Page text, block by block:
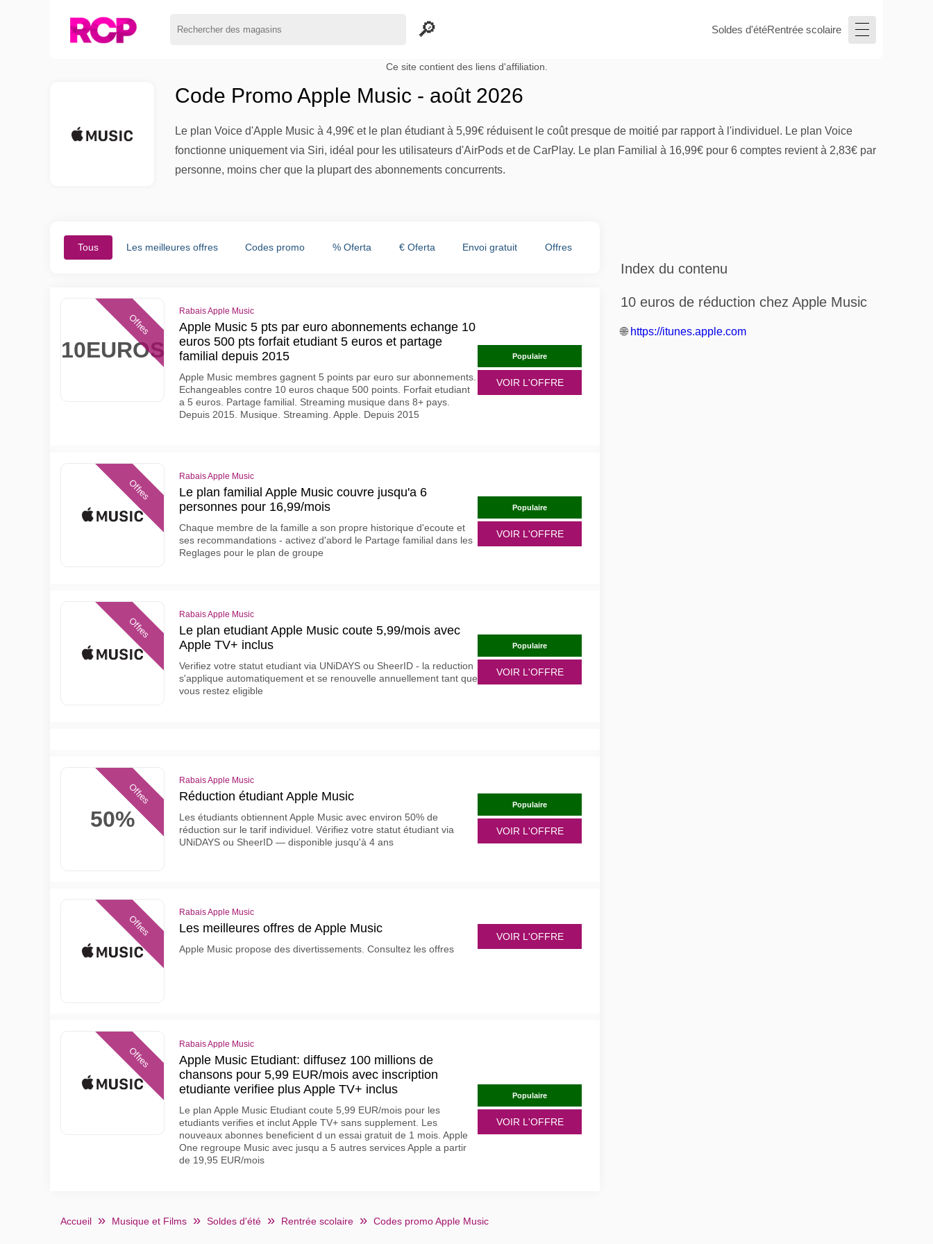
Soldes d'étéRentrée scolaire
Ce site contient des liens d'affiliation.
Code Promo Apple Music - août 2026
Le plan Voice d'Apple Music à 4,99€ et le plan étudiant à 5,99€ réduisent le coût presque de moitié par rapport à l'individuel. Le plan Voice
fonctionne uniquement via Siri, idéal pour les utilisateurs d'AirPods et de CarPlay. Le plan Familial à 16,99€ pour 6 comptes revient à 2,83€ par
personne, moins cher que la plupart des abonnements concurrents.
Tous Les meilleures offres Codes promo % Oferta € Oferta Envoi gratuit Offres
10EUROS
Offres
Rabais Apple Music
Apple Music 5 pts par euro abonnements echange 10
euros 500 pts forfait etudiant 5 euros et partage
familial depuis 2015
Apple Music membres gagnent 5 points par euro sur abonnements.
Echangeables contre 10 euros chaque 500 points. Forfait etudiant
a 5 euros. Partage familial. Streaming musique dans 8+ pays.
Depuis 2015. Musique. Streaming. Apple. Depuis 2015
Populaire
VOIR L'OFFRE
Offres
Rabais Apple Music
Le plan familial Apple Music couvre jusqu'a 6
personnes pour 16,99/mois
Chaque membre de la famille a son propre historique d'ecoute et
ses recommandations - activez d'abord le Partage familial dans les
Reglages pour le plan de groupe
Populaire
VOIR L'OFFRE
Offres
Rabais Apple Music
Le plan etudiant Apple Music coute 5,99/mois avec
Apple TV+ inclus
Verifiez votre statut etudiant via UNiDAYS ou SheerID - la reduction
s'applique automatiquement et se renouvelle annuellement tant que
vous restez eligible
Populaire
VOIR L'OFFRE
50%
Offres
Rabais Apple Music
Réduction étudiant Apple Music
Les étudiants obtiennent Apple Music avec environ 50% de
réduction sur le tarif individuel. Vérifiez votre statut étudiant via
UNiDAYS ou SheerID — disponible jusqu'à 4 ans
Populaire
VOIR L'OFFRE
Offres
Rabais Apple Music
Les meilleures offres de Apple Music
Apple Music propose des divertissements. Consultez les offres
VOIR L'OFFRE
Offres
Rabais Apple Music
Apple Music Etudiant: diffusez 100 millions de
chansons pour 5,99 EUR/mois avec inscription
etudiante verifiee plus Apple TV+ inclus
Le plan Apple Music Etudiant coute 5,99 EUR/mois pour les
etudiants verifies et inclut Apple TV+ sans supplement. Les
nouveaux abonnes beneficient d un essai gratuit de 1 mois. Apple
One regroupe Music avec jusqu a 5 autres services Apple a partir
de 19,95 EUR/mois
Populaire
VOIR L'OFFRE
Accueil Musique et Films Soldes d'été Rentrée scolaire Codes promo Apple Music
Index du contenu
10 euros de réduction chez Apple Music
🌐 https://itunes.apple.com